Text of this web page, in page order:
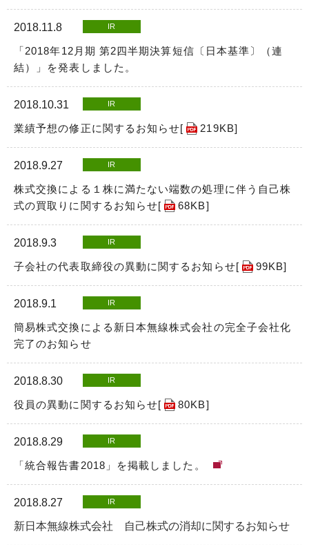
2018.11.8 IR
「2018年12月期 第2四半期決算短信〔日本基準〕（連
結）」を発表しました。
2018.10.31 IR
業績予想の修正に関するお知らせ[ 219KB]
2018.9.27 IR
株式交換による１株に満たない端数の処理に伴う自己株
式の買取りに関するお知らせ[
68KB]
2018.9.3 IR
子会社の代表取締役の異動に関するお知らせ[ 99KB]
2018.9.1 IR
簡易株式交換による新日本無線株式会社の完全子会社化
完了のお知らせ
2018.8.30 IR
役員の異動に関するお知らせ[ 80KB]
2018.8.29 IR
「統合報告書2018」を掲載しました。
2018.8.27 IR
新日本無線株式会社 自己株式の消却に関するお知らせ